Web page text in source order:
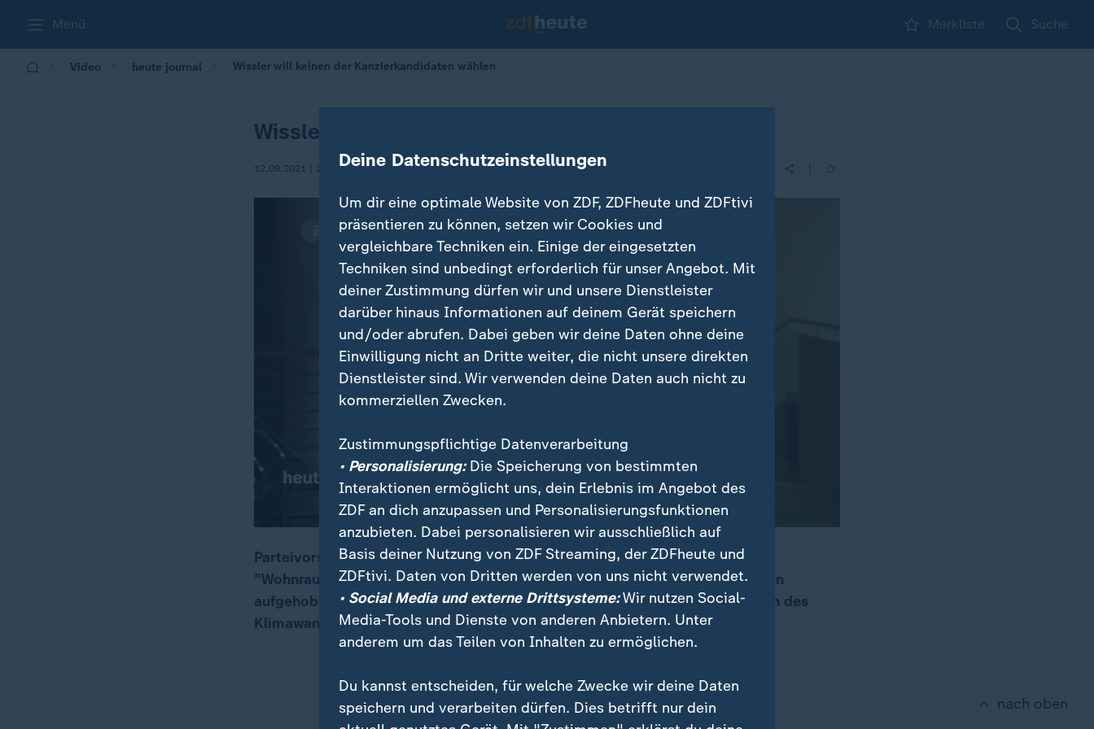
Menü Merkliste Suche
Video heute journal Wissler will keinen der Kanzlerkandidaten wählen
Wissler will keinen der Kanzlerkandidaten wählen
12.09.2021 | 21:50
00:17 04:13
Parteivorsitzende Janine Wissler (Die Linke) sagt zum TV-Triell, das Thema
"Wohnraum" sei kaum behandelt worden, dieses sei bei der Linken am besten
aufgehoben. Man habe zu viel über Kosten des Klimaschutzes statt zu Kosten des
Klimawandels gesprochen.
nach oben
Deine Datenschutzeinstellungen
Um dir eine optimale Website von ZDF, ZDFheute und ZDFtivi
präsentieren zu können, setzen wir Cookies und
vergleichbare Techniken ein. Einige der eingesetzten
Techniken sind unbedingt erforderlich für unser Angebot. Mit
deiner Zustimmung dürfen wir und unsere Dienstleister
darüber hinaus Informationen auf deinem Gerät speichern
und/oder abrufen. Dabei geben wir deine Daten ohne deine
Einwilligung nicht an Dritte weiter, die nicht unsere direkten
Dienstleister sind. Wir verwenden deine Daten auch nicht zu
kommerziellen Zwecken.
Zustimmungspflichtige Datenverarbeitung
• Personalisierung:Die Speicherung von bestimmten
Interaktionen ermöglicht uns, dein Erlebnis im Angebot des
ZDF an dich anzupassen und Personalisierungsfunktionen
anzubieten. Dabei personalisieren wir ausschließlich auf
Basis deiner Nutzung von ZDF Streaming, der ZDFheute und
ZDFtivi. Daten von Dritten werden von uns nicht verwendet.
• Social Media und externe Drittsysteme:Wir nutzen Social-
Media-Tools und Dienste von anderen Anbietern. Unter
anderem um das Teilen von Inhalten zu ermöglichen.
Du kannst entscheiden, für welche Zwecke wir deine Daten
speichern und verarbeiten dürfen. Dies betrifft nur dein